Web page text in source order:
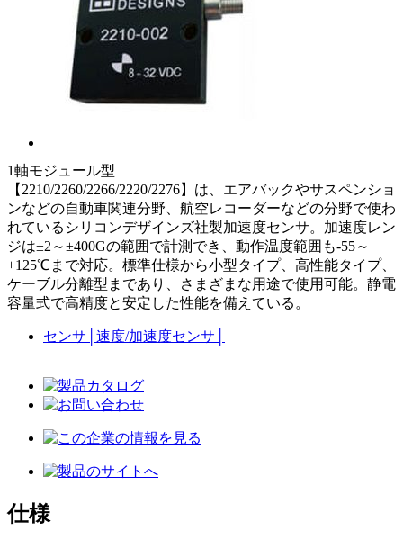
1軸モジュール型
【2210/2260/2266/2220/2276】は、エアバックやサスペンショ
ンなどの自動車関連分野、航空レコーダーなどの分野で使わ
れているシリコンデザインズ社製加速度センサ。加速度レン
ジは±2～±400Gの範囲で計測でき、動作温度範囲も-55～
+125℃まで対応。標準仕様から小型タイプ、高性能タイプ、
ケーブル分離型まであり、さまざまな用途で使用可能。静電
容量式で高精度と安定した性能を備えている。
センサ 速度/加速度センサ
仕様